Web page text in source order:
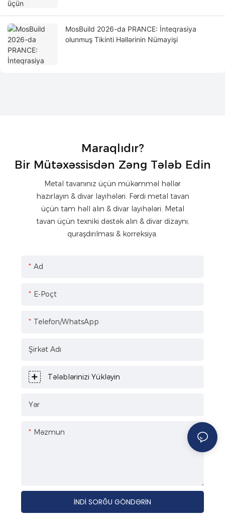
MosBuild 2026-da PRANCE: İnteqrasiya
olunmuş Tikinti Həllərinin Nümayişi
Maraqlıdır?
Bir Mütəxəssisdən Zəng Tələb Edin
Metal tavanınız üçün mükəmməl həllər
hazırlayın & divar layihələri. Fərdi metal tavan
üçün tam həll alın & divar layihələri. Metal
tavan üçün texniki dəstək alın & divar dizaynı,
quraşdırılması & korreksiya.
Ad
E-Poçt
Telefon/WhatsApp
Şirkət Adı
Tələblərinizi Yükləyin
Yər
Məzmun
İNDI SORĞU GÖNDƏRIN